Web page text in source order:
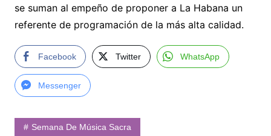
se suman al empeño de proponer a La Habana un
referente de programación de la más alta calidad.
Facebook Twitter WhatsApp
Messenger
Semana De Música Sacra